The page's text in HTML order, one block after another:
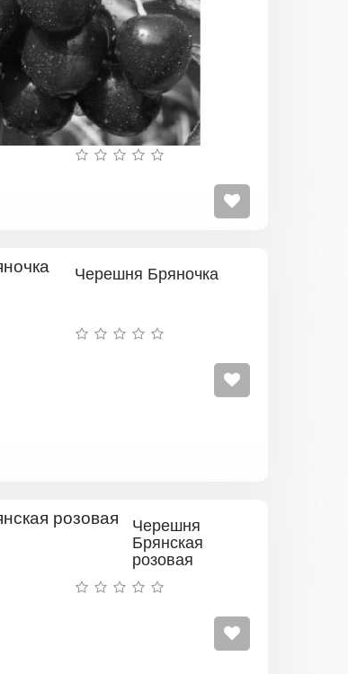
Черешня Бряночка
Черешня
Брянская
розовая